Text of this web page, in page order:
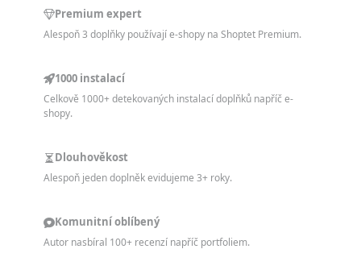
Premium expert
Alespoň 3 doplňky používají e-shopy na Shoptet Premium.
1000 instalací
Celkově 1000+ detekovaných instalací doplňků napříč e-
shopy.
Dlouhověkost
Alespoň jeden doplněk evidujeme 3+ roky.
Komunitní oblíbený
Autor nasbíral 100+ recenzí napříč portfoliem.